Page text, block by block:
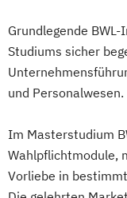
Grundlegende
Studiums sicher
und Personalwesen.
Im Masterstudium
Wahlpflichtmodule,
Vorliebe in